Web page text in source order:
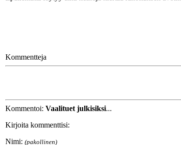
Kommentteja
Kommentoi: Vaalituet julkisiksi...
Kirjoita kommenttisi:
Nimi: (pakollinen)